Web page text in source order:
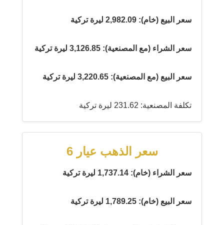
سعر البيع (خام): 2,982.09 ليرة تركية
سعر الشراء (مع المصنعية): 3,126.85 ليرة تركية
سعر البيع (مع المصنعية): 3,220.65 ليرة تركية
تكلفة المصنعية: 231.62 ليرة تركية
سعر الذهب عيار 6
سعر الشراء (خام): 1,737.14 ليرة تركية
سعر البيع (خام): 1,789.25 ليرة تركية